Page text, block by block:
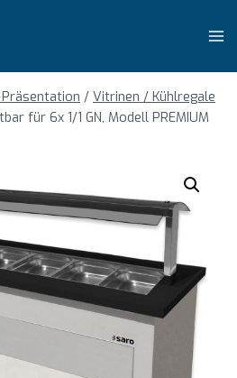
/ Vitrinen / Kühlregale
für 6x 1/1 GN, Modell PREMIUM